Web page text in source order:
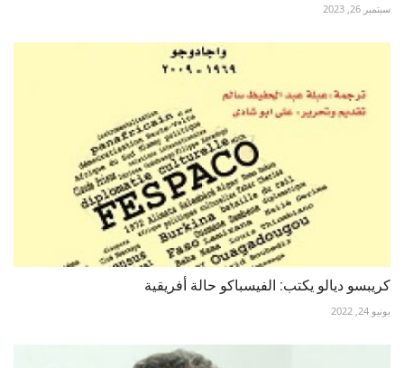
سبتمبر 26, 2023
كريبسو ديالو يكتب: الفيسباكو حالة أفريقية
يونيو 24, 2022